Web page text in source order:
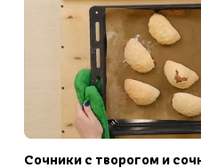
Сочники с творогом и